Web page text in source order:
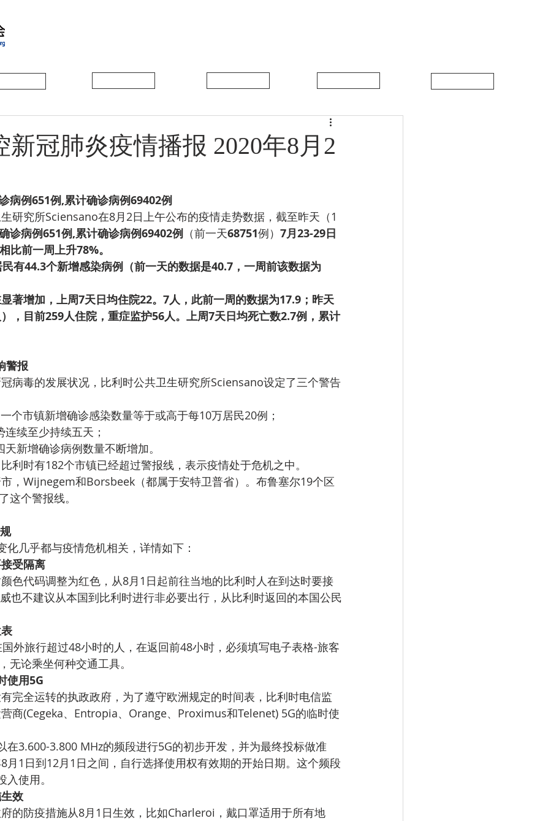
新冠肺炎疫情播报 2020年8月2
病例651例,累计确诊病例69402例
研究所Sciensano在8月2日上午公布的疫情走势数据，截至昨天（1
诊病例651例,累计确诊病例69402例 （前一天68751例） 7月23-29日
比前一周上升78%。
有44.3个新增感染病例（前一天的数据是40.7，一周前该数据为
著增加，上周7天日均住院22。7人，此前一周的数据为17.9；昨天
，目前259人住院，重症监护56人。上周7天日均死亡数2.7例，累计
警报
病毒的发展状况，比利时公共卫生研究所Sciensano设定了三个警告
个市镇新增确诊感染数量等于或高于每10万居民20例；
续至少持续五天；
新增确诊病例数量不断增加。
利时有182个市镇已经超过警报线，表示疫情处于危机之中。
，Wijnegem和Borsbeek（都属于安特卫普省）。布鲁塞尔19个区
这个警报线。
化几乎都与疫情危机相关，详情如下：
受隔离
色代码调整为红色，从8月1日起前往当地的比利时人在到达时要接
也不建议从本国到比利时进行非必要出行，从比利时返回的本国公民
外旅行超过48小时的人，在返回前48小时，必须填写电子表格-旅客
无论乘坐何种交通工具。
使用5G
完全运转的执政政府，为了遵守欧洲规定的时间表，比利时电信监
商(Cegeka、Entropia、Orange、Proximus和Telenet) 5G的临时使
在3.600-3.800 MHz的频段进行5G的初步开发，并为最终投标做准
月1日到12月1日之间，自行选择使用权有效期的开始日期。这个频段
使用。
效
的防疫措施从8月1日生效，比如Charleroi，戴口罩适用于所有地